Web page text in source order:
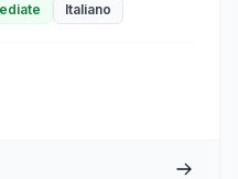
un elevato grado
a rafforzare la security
ambiente e fornendo
Defender for Cloud
Italiano